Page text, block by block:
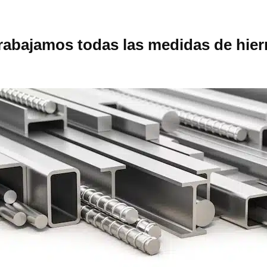
todas las medidas de